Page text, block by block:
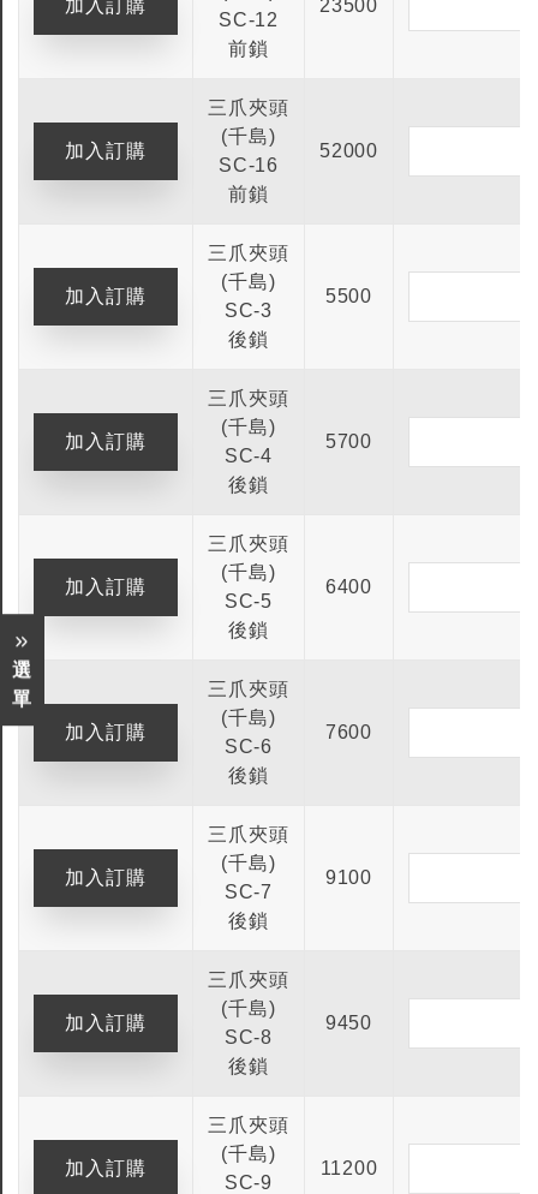
選
單
SC-12
前鎖
23500
三爪夾頭
(千島)
SC-16
前鎖
52000
三爪夾頭
(千島)
SC-3
後鎖
5500
三爪夾頭
(千島)
SC-4
後鎖
5700
三爪夾頭
(千島)
SC-5
後鎖
6400
三爪夾頭
(千島)
SC-6
後鎖
7600
三爪夾頭
(千島)
SC-7
後鎖
9100
三爪夾頭
(千島)
SC-8
後鎖
9450
三爪夾頭
(千島)
SC-9
11200